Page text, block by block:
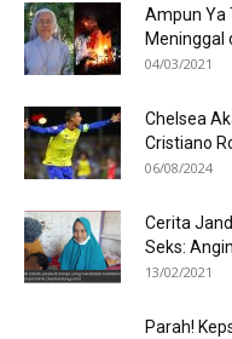
Ampun Ya
Meninggal
04/03/2021
Chelsea
Cristiano
06/08/2024
Cerita
Seks:
13/02/2021
Parah!